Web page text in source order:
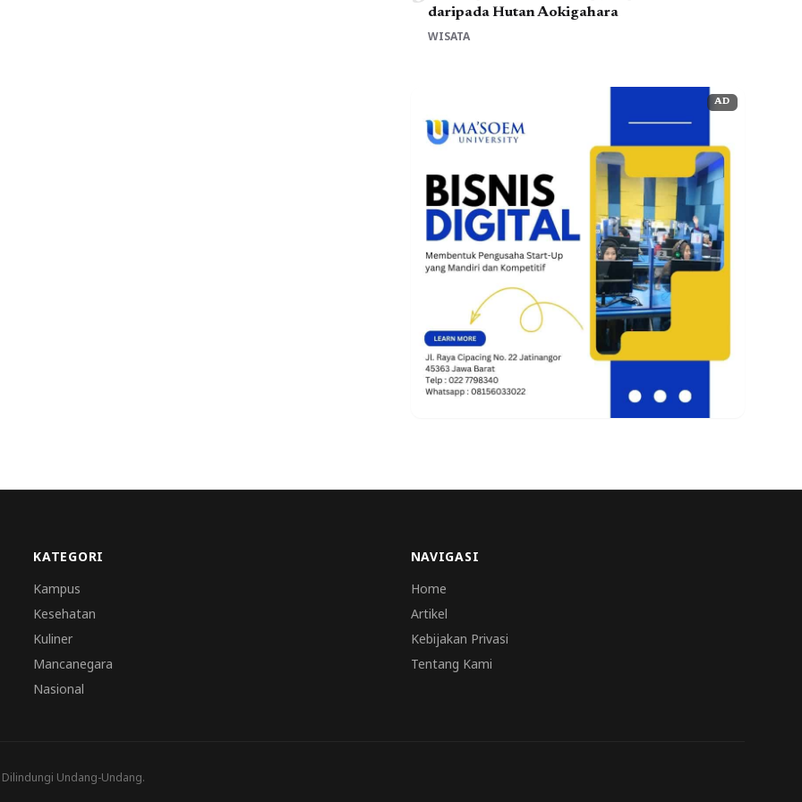
daripada Hutan Aokigahara
WISATA
AD
KATEGORI
Kampus
Kesehatan
Kuliner
Mancanegara
Nasional
NAVIGASI
Home
Artikel
Kebijakan Privasi
Tentang Kami
Undang-Undang.